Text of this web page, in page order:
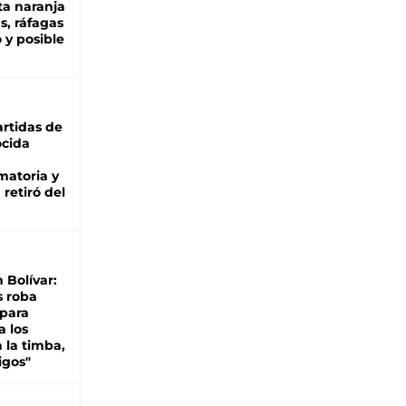
naranja
ráfagas
y posible
de
y
retiró del
Bolívar:
roba
los
la timba,